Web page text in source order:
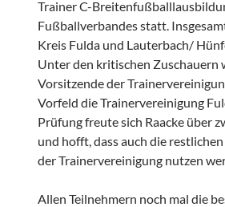
Trainer C-
Fußballverbandes statt.
Kreis Fulda und Lauterbach/
Unter den kritischen Zuschauern
Vorsitzende der
Vorfeld die Trainervereinigung
Prüfung freute sich Raacke über
und hofft, dass auch die
der Trainervereinigung nutzen
Allen Teilnehmern noch mal die